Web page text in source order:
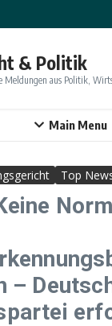
& Politik
Meldungen aus Politik,
Main Menu
Top
–